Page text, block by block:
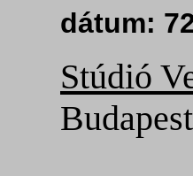
dátum:
Stúdió
Budapest